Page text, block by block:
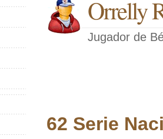
Orrelly
Jugador de
62 Serie